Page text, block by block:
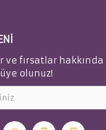
ve fırsatlar
olunuz!